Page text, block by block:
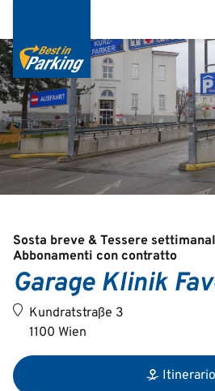
contenuto
principale
Services
Garages
Group
Deutsch
English
Sosta breve & Tessere
Abbonamenti con contratto
Garage Klinik
Kundratstraße 3
1100 Wien
Itinerario